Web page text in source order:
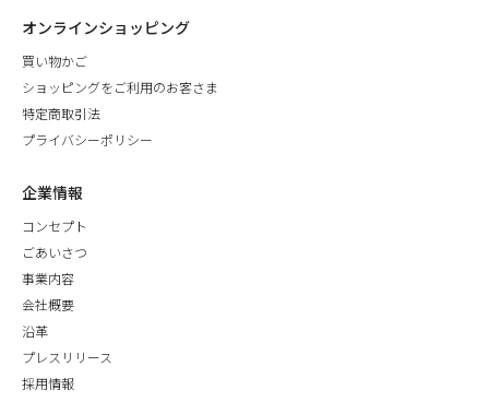
オンラインショッピング
買い物かご
ショッピングをご利用のお客さま
特定商取引法
プライバシーポリシー
企業情報
コンセプト
ごあいさつ
事業内容
会社概要
沿革
プレスリリース
採用情報